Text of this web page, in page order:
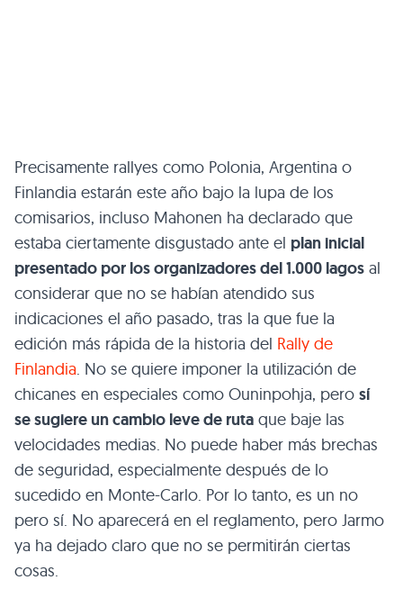
Precisamente rallyes como Polonia, Argentina o
Finlandia estarán este año bajo la lupa de los
comisarios, incluso Mahonen ha declarado que
estaba ciertamente disgustado ante el plan inicial
presentado por los organizadores del 1.000 lagos al
considerar que no se habían atendido sus
indicaciones el año pasado, tras la que fue la
edición más rápida de la historia del Rally de
Finlandia. No se quiere imponer la utilización de
chicanes en especiales como Ouninpohja, pero sí
se sugiere un cambio leve de ruta que baje las
velocidades medias. No puede haber más brechas
de seguridad, especialmente después de lo
sucedido en Monte-Carlo. Por lo tanto, es un no
pero sí. No aparecerá en el reglamento, pero Jarmo
ya ha dejado claro que no se permitirán ciertas
cosas.